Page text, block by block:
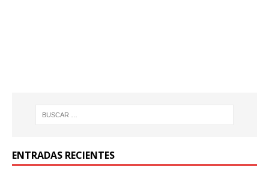
ENTRADAS RECIENTES